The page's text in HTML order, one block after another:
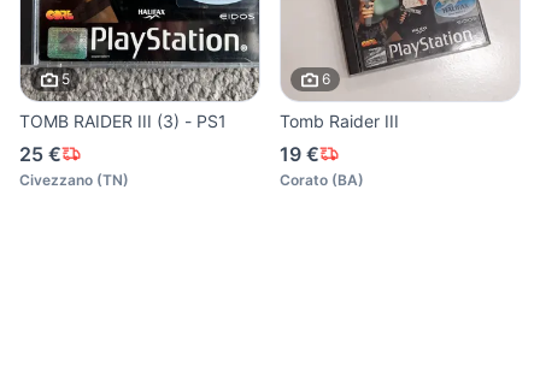
5
TOMB RAIDER III (3) - PS1
25 €
Civezzano (TN)
6
Tomb Raider III
19 €
Corato (BA)